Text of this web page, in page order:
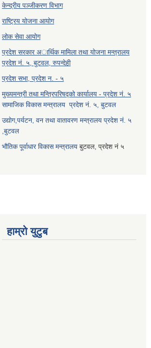
केन्द्रीय पञ्जीकरण विभाग
राष्ट्रिय योजना आयोग
लोक सेवा आयोग
प्रदेश सरकार अार्थिक मामिला तथा योजना मन्त्रालय
प्रदेश नं. ५, बुटवल, रुपन्देही
प्रदेश सभा, प्रदेश न. - ५
मुख्यमन्त्री तथा मन्त्रिपरिषद्को कार्यालय - प्रदेश नं. ५
सामाजिक विकास मन्त्रालय प्रदेश नं. ५, बुटवल
उद्याेग,पर्यटन, वन तथा वातावरण मन्त्रालय प्रदेश नं. ५
,बुटवल
भौतिक पूर्वाधार विकास मन्त्रालय बुटवल, प्रदेश नं ५
हाम्रो युटुब